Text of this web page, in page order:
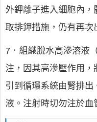
外鉀離子進入細胞內
取排鉀措施，仍有再次
7．組織脫水高滲溶液
注，因其高滲壓作用
引到循環系統由腎排
液。注射時切勿注於血